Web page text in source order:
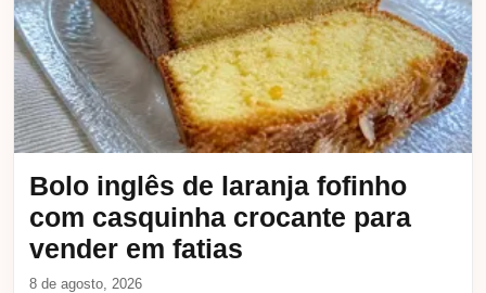
Bolo inglês de laranja fofinho
com casquinha crocante para
vender em fatias
8 de agosto, 2026